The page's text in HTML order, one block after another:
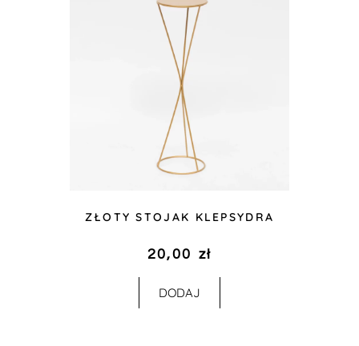
ZŁOTY STOJAK KLEPSYDRA
20,00 zł
DODAJ